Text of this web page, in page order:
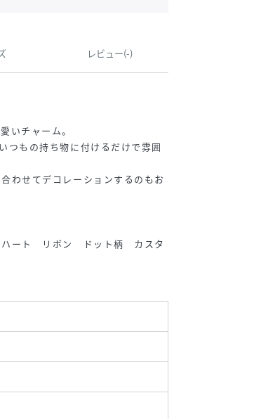
レビュー(-)
いチャーム。
つもの持ち物に付けるだけで雰囲
わせてデコレーションするのもお
ート リボン ドット柄 カスタ